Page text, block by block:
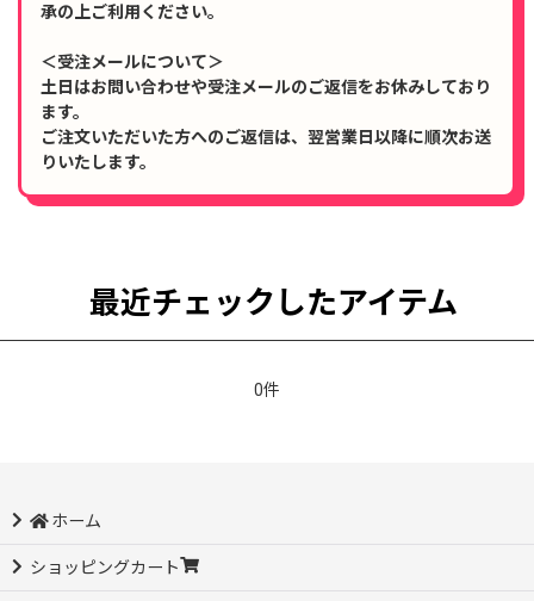
承の上ご利用ください。
＜受注メールについて＞
土日はお問い合わせや受注メールのご返信をお休みしており
ます。
ご注文いただいた方へのご返信は、翌営業日以降に順次お送
りいたします。
最近チェックしたアイテム
0件
ホーム
ショッピングカート